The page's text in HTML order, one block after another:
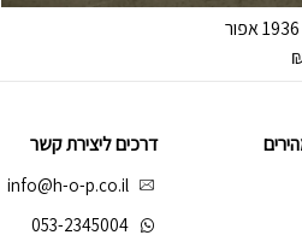
דרכים ליצירת קשר
info@h-o-p.co.il
053-2345004